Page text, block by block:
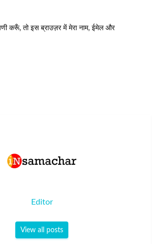
करूँ, तो इस ब्राउज़र में मेरा नाम, ईमेल और
Editor
View all posts